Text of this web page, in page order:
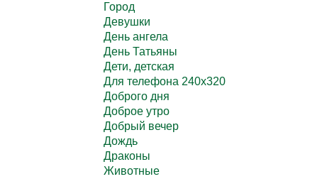
Город
Девушки
День ангела
День Татьяны
Дети, детская
Для телефона 240х320
Доброго дня
Доброе утро
Добрый вечер
Дождь
Драконы
Животные